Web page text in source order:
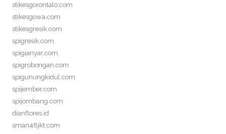
stikesgorontalo.com
stikesgowa.com
stikesgresik.com
spigresik.com
spigianyar.com
spigrobongan.com
spigunungkidul.com
spijember.com
spijombang.com
dianflores.id
sman48jkt.com